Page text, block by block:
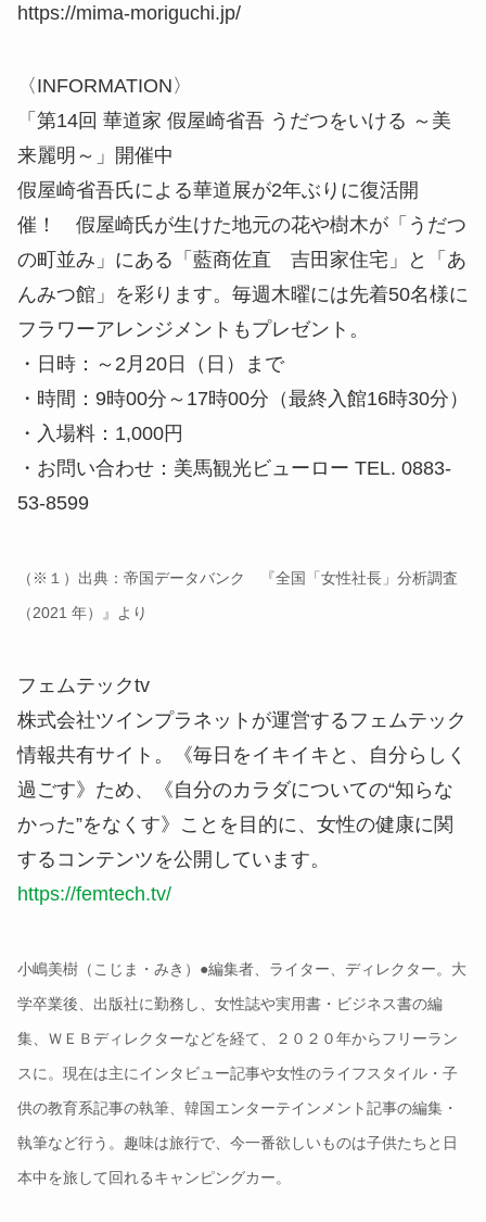
https://mima-moriguchi.jp/
〈INFORMATION〉
「第14回 華道家 假屋崎省吾 うだつをいける ～美
来麗明～」開催中
假屋崎省吾氏による華道展が2年ぶりに復活開
催！ 假屋崎氏が生けた地元の花や樹木が「うだつ
の町並み」にある「藍商佐直 吉田家住宅」と「あ
んみつ館」を彩ります。毎週木曜には先着50名様に
フラワーアレンジメントもプレゼント。
・日時：～2月20日（日）まで
・時間：9時00分～17時00分（最終入館16時30分）
・入場料：1,000円
・お問い合わせ：美馬観光ビューロー TEL. 0883-
53-8599
（※１）出典：帝国データバンク 『全国「女性社長」分析調査
（2021 年）』より
フェムテックtv
株式会社ツインプラネットが運営するフェムテック
情報共有サイト。《毎日をイキイキと、自分らしく
過ごす》ため、《自分のカラダについての“知らな
かった”をなくす》ことを目的に、女性の健康に関
するコンテンツを公開しています。
https://femtech.tv/
小嶋美樹（こじま・みき）●編集者、ライター、ディレクター。大
学卒業後、出版社に勤務し、女性誌や実用書・ビジネス書の編
集、ＷＥＢディレクターなどを経て、２０２０年からフリーラン
スに。現在は主にインタビュー記事や女性のライフスタイル・子
供の教育系記事の執筆、韓国エンターテインメント記事の編集・
執筆など行う。趣味は旅行で、今一番欲しいものは子供たちと日
本中を旅して回れるキャンピングカー。